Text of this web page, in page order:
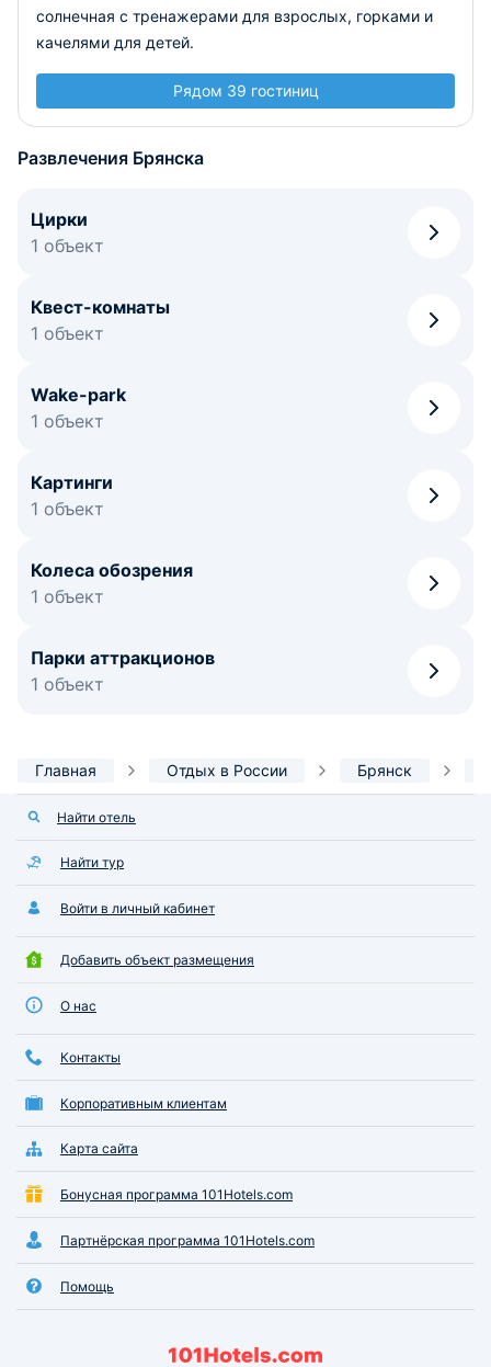
солнечная с тренажерами для взрослых, горками и
качелями для детей.
Рядом 39 гостиниц
Развлечения Брянска
Цирки
1 объект
Квест-комнаты
1 объект
Wake-park
1 объект
Картинги
1 объект
Колеса обозрения
1 объект
Парки аттракционов
1 объект
Главная Отдых в России Брянск
Найти отель
Найти тур
Войти в личный кабинет
Добавить объект размещения
О нас
Контакты
Корпоративным клиентам
Карта сайта
Бонусная программа 101Hotels.com
Партнёрская программа 101Hotels.com
Помощь